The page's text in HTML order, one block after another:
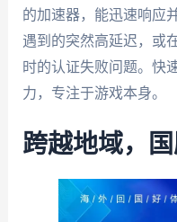
的加速器，能迅速响应
遇到的突然高延迟，或
时的认证失败问题。快
力，专注于游戏本身。
跨越地域，